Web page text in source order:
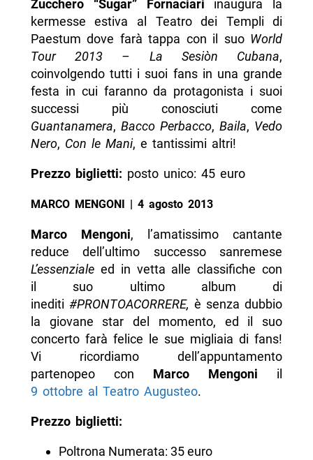
Zucchero “Sugar” Fornaciari inaugura la
kermesse estiva al Teatro dei Templi di
Paestum dove farà tappa con il suo World
Tour 2013 – La Sesiòn Cubana,
coinvolgendo tutti i suoi fans in una grande
festa in cui faranno da protagonista i suoi
successi più conosciuti come
Guantanamera, Bacco Perbacco,Baila, Vedo
Nero, Con le Mani, e tantissimi altri!
Prezzo biglietti: posto unico: 45 euro
MARCO MENGONI | 4 agosto 2013
Marco Mengoni, l’amatissimo cantante
reduce dell’ultimo successo sanremese
L’essenzialeed in vetta alle classifiche con
il suo ultimo album di
inediti #PRONTOACORRERE, è senza dubbio
la giovane star del momento, ed il suo
concerto farà felice le sue migliaia di fans!
Vi ricordiamo dell’appuntamento
partenopeo con Marco Mengoni il
9 ottobre al Teatro Augusteo.
Prezzo biglietti:
Poltrona Numerata: 35 euro